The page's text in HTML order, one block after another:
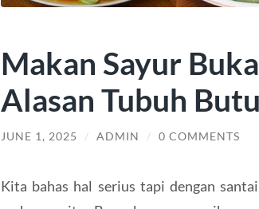
Makan Sayur
Alasan Tubuh
JUNE 1, 2025 / ADMIN / 0 COMMENTS
Kita bahas hal serius tapi dengan